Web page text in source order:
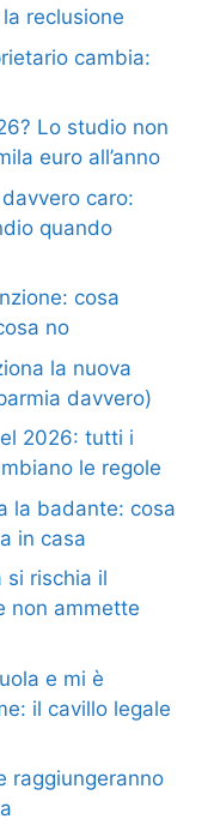
reclusione
cambia:
Lo studio non
euro all’anno
caro:
quando
cosa
no
la nuova
davvero)
2026: tutti i
le regole
la badante: cosa
in casa
si rischia il
non ammette
e mi è
il cavillo legale
raggiungeranno